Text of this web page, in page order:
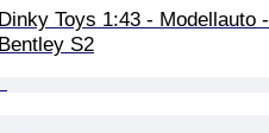
Dinky Toys 1:43 - Modellauto -
Bentley S2